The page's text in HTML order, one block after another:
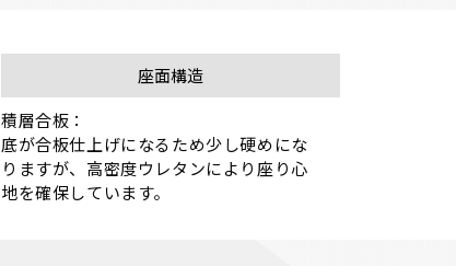
座面構造
積層合板：
底が合板仕上げになるため少し硬めにな
りますが、高密度ウレタンにより座り心
地を確保しています。